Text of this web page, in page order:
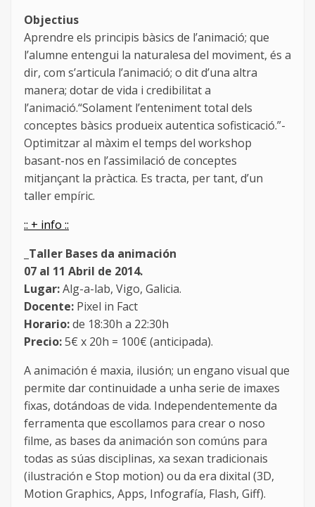
Objectius
Aprendre els principis bàsics de l’animació; que
l’alumne entengui la naturalesa del moviment, és a
dir, com s’articula l’animació; o dit d’una altra
manera; dotar de vida i credibilitat a
l’animació.“Solament l’enteniment total dels
conceptes bàsics produeix autentica sofisticació.”-
Optimitzar al màxim el temps del workshop
basant-nos en l’assimilació de conceptes
mitjançant la pràctica. Es tracta, per tant, d’un
taller empíric.
:: + info ::
_Taller Bases da animación
07 al 11 Abril de 2014.
Lugar:Alg-a-lab, Vigo, Galicia.
Docente: Pixel in Fact
Horario:de 18:30h a 22:30h
Precio:5€ x 20h = 100€ (anticipada).
A animación é maxia, ilusión; un engano visual que
permite dar continuidade a unha serie de imaxes
fixas, dotándoas de vida. Independentemente da
ferramenta que escollamos para crear o noso
filme, as bases da animación son comúns para
todas as súas disciplinas, xa sexan tradicionais
(ilustración e Stop motion) ou da era dixital (3D,
Motion Graphics, Apps, Infografía, Flash, Giff).